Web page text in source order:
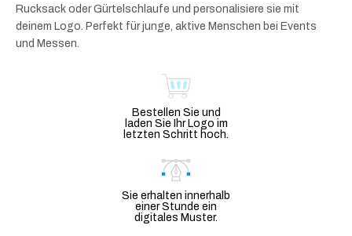
Rucksack oder Gürtelschlaufe und personalisiere sie mit
deinem Logo. Perfekt für junge, aktive Menschen bei Events
und Messen.
Bestellen Sie und
laden Sie Ihr Logo im
letzten Schritt hoch.
Sie erhalten innerhalb
einer Stunde ein
digitales Muster.